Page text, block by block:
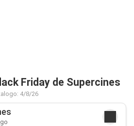
Friday de Supercines
4/8/26